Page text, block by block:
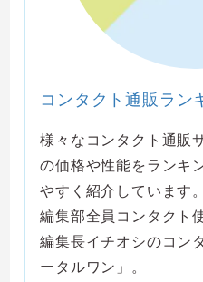
コンタクト通販ラン
様々なコンタクト通販
の価格や性能をランキ
やすく紹介しています。
編集部全員コンタクト
編集長イチオシのコン
ータルワン」。